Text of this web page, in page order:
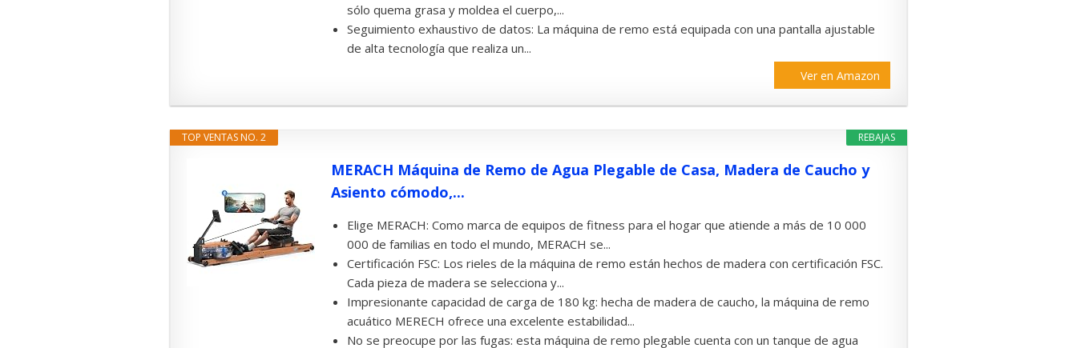
sólo quema grasa y moldea el cuerpo,...
Seguimiento exhaustivo de datos: La máquina de remo está equipada con una pantalla ajustable
de alta tecnología que realiza un...
Ver en Amazon
REBAJAS
TOP VENTAS NO. 2
MERACH Máquina de Remo de Agua Plegable de Casa, Madera de Caucho y
Asiento cómodo,...
Elige MERACH: Como marca de equipos de fitness para el hogar que atiende a más de 10 000
000 de familias en todo el mundo, MERACH se...
Certificación FSC: Los rieles de la máquina de remo están hechos de madera con certificación FSC.
Cada pieza de madera se selecciona y...
Impresionante capacidad de carga de 180 kg: hecha de madera de caucho, la máquina de remo
acuático MERECH ofrece una excelente estabilidad...
No se preocupe por las fugas: esta máquina de remo plegable cuenta con un tanque de agua